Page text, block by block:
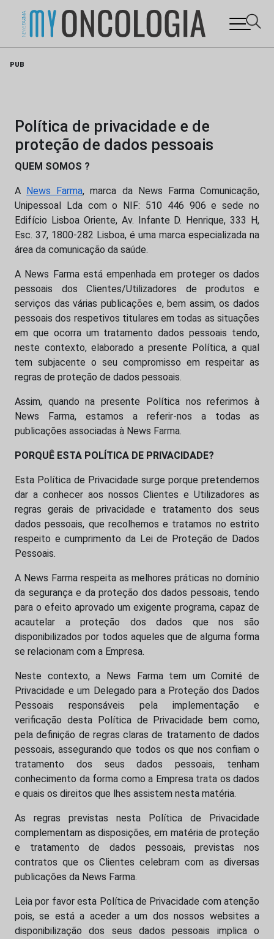
PUB
Política de privacidade e de
proteção de dados pessoais
QUEM SOMOS ?
A News Farma, marca da News Farma Comunicação,
Unipessoal Lda com o NIF: 510 446 906 e sede no
Edifício Lisboa Oriente, Av. Infante D. Henrique, 333 H,
Esc. 37, 1800-282 Lisboa, é uma marca especializada na
área da comunicação da saúde.
A News Farma está empenhada em proteger os dados
pessoais dos Clientes/Utilizadores de produtos e
serviços das várias publicações e, bem assim, os dados
pessoais dos respetivos titulares em todas as situações
em que ocorra um tratamento dados pessoais tendo,
neste contexto, elaborado a presente Política, a qual
tem subjacente o seu compromisso em respeitar as
regras de proteção de dados pessoais.
Assim, quando na presente Política nos referimos à
News Farma, estamos a referir-nos a todas as
publicações associadas à News Farma.
PORQUÊ ESTA POLÍTICA DE PRIVACIDADE?
Esta Política de Privacidade surge porque pretendemos
dar a conhecer aos nossos Clientes e Utilizadores as
regras gerais de privacidade e tratamento dos seus
dados pessoais, que recolhemos e tratamos no estrito
respeito e cumprimento da Lei de Proteção de Dados
Pessoais.
A News Farma respeita as melhores práticas no domínio
da segurança e da proteção dos dados pessoais, tendo
para o efeito aprovado um exigente programa, capaz de
acautelar a proteção dos dados que nos são
disponibilizados por todos aqueles que de alguma forma
se relacionam com a Empresa.
Neste contexto, a News Farma tem um Comité de
Privacidade e um Delegado para a Proteção dos Dados
Pessoais responsáveis pela implementação e
verificação desta Política de Privacidade bem como,
pela definição de regras claras de tratamento de dados
pessoais, assegurando que todos os que nos confiam o
tratamento dos seus dados pessoais, tenham
conhecimento da forma como a Empresa trata os dados
e quais os direitos que lhes assistem nesta matéria.
As regras previstas nesta Política de Privacidade
complementam as disposições, em matéria de proteção
e tratamento de dados pessoais, previstas nos
contratos que os Clientes celebram com as diversas
publicações da News Farma.
Leia por favor esta Política de Privacidade com atenção
pois, se está a aceder a um dos nossos websites a
disponibilização dos seus dados pessoais implica o